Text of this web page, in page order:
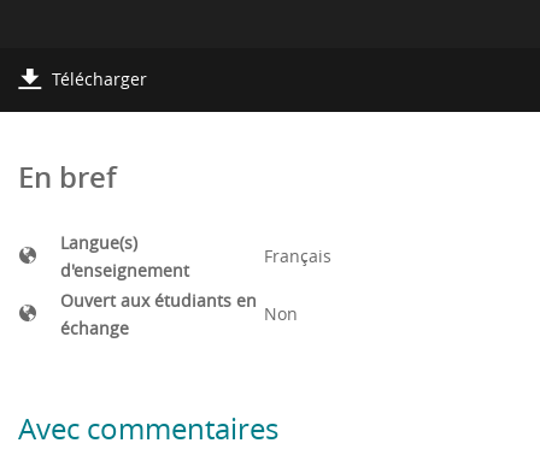
Télécharger
En bref
Langue(s)
d'enseignement
Français
Ouvert aux étudiants en
échange
Non
Avec commentaires